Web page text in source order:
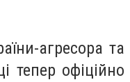
агресора та
тепер офіційно